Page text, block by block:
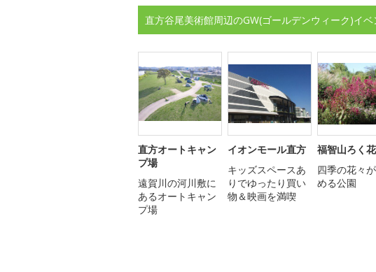
直方谷尾美術館周辺のGW(ゴールデンウィーク)イ
直方オートキャン
プ場
遠賀川の河川敷に
あるオートキャン
プ場
イオンモール直方
キッズスペースあ
りでゆったり買い
物＆映画を満喫
福智山ろく
四季の花々
める公園